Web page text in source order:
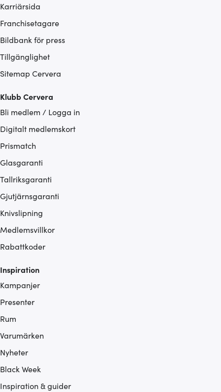
Karriärsida
Franchisetagare
Bildbank för press
Tillgänglighet
Sitemap Cervera
Klubb Cervera
Bli medlem / Logga in
Digitalt medlemskort
Prismatch
Glasgaranti
Tallriksgaranti
Gjutjärnsgaranti
Knivslipning
Medlemsvillkor
Rabattkoder
Inspiration
Kampanjer
Presenter
Rum
Varumärken
Nyheter
Black Week
Inspiration & guider